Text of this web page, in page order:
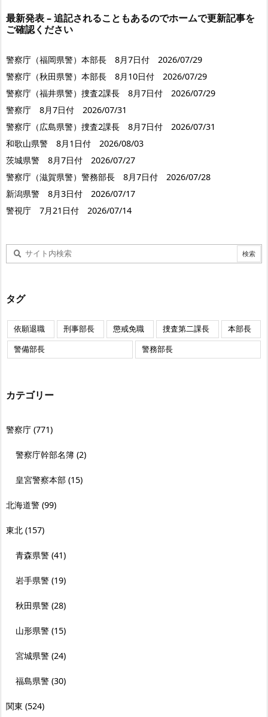
最新発表 – 追記されることもあるのでホームで更新記事を
ご確認ください
警察庁（福岡県警）本部長 8月7日付 2026/07/29
警察庁（秋田県警）本部長 8月10日付 2026/07/29
警察庁（福井県警）捜査2課長 8月7日付 2026/07/29
警察庁 8月7日付 2026/07/31
警察庁（広島県警）捜査2課長 8月7日付 2026/07/31
和歌山県警 8月1日付 2026/08/03
茨城県警 8月7日付 2026/07/27
警察庁（滋賀県警）警務部長 8月7日付 2026/07/28
新潟県警 8月3日付 2026/07/17
警視庁 7月21日付 2026/07/14
タグ
依願退職 刑事部長 懲戒免職 捜査第二課長
本部長
警備部長
警務部長
カテゴリー
警察庁 (771)
警察庁幹部名簿 (2)
皇宮警察本部 (15)
北海道警 (99)
東北 (157)
青森県警 (41)
岩手県警 (19)
秋田県警 (28)
山形県警 (15)
宮城県警 (24)
福島県警 (30)
関東 (524)